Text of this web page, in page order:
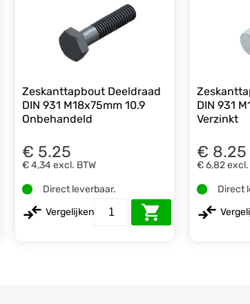
Zeskanttapbout Deeldraad
DIN 931 M18x75mm 10.9
Onbehandeld
€ 5.25
€ 4,34 excl. BTW
Direct leverbaar.
Vergelijken
DIN 931
Verzinkt
€ 8.25
€ 6,82excl.
Direct